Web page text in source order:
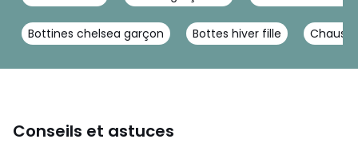
Bottines chelsea garçon Bottes hiver fille
Conseils et astuces